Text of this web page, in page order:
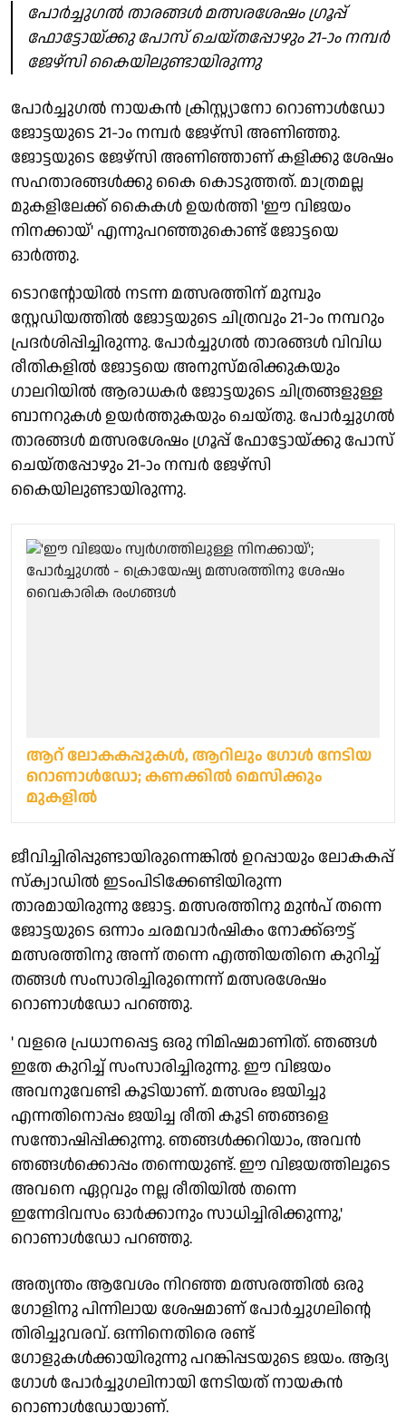
പോർച്ചുഗൽ താരങ്ങൾ മത്സരശേഷം ഗ്രൂപ്പ്
ഫോട്ടോയ്ക്കു പോസ് ചെയ്തപ്പോഴും 21-ാം നമ്പർ
ജേഴ്‌സി കൈയിലുണ്ടായിരുന്നു
പോർച്ചുഗൽ നായകൻ ക്രിസ്റ്റ്യാനോ റൊണാൾഡോ
ജോട്ടയുടെ 21-ാം നമ്പർ ജേഴ്‌സി അണിഞ്ഞു.
ജോട്ടയുടെ ജേഴ്‌സി അണിഞ്ഞാണ് കളിക്കു ശേഷം
സഹതാരങ്ങൾക്കു കൈ കൊടുത്തത്. മാത്രമല്ല
മുകളിലേക്ക് കൈകൾ ഉയർത്തി 'ഈ വിജയം
നിനക്കായ്' എന്നുപറഞ്ഞുകൊണ്ട് ജോട്ടയെ
ഓർത്തു.
ടൊറന്റോയിൽ നടന്ന മത്സരത്തിന് മുമ്പും
സ്റ്റേഡിയത്തിൽ ജോട്ടയുടെ ചിത്രവും 21-ാം നമ്പറും
പ്രദർശിപ്പിച്ചിരുന്നു. പോർച്ചുഗൽ താരങ്ങൾ വിവിധ
രീതികളിൽ ജോട്ടയെ അനുസ്മരിക്കുകയും
ഗാലറിയിൽ ആരാധകർ ജോട്ടയുടെ ചിത്രങ്ങളുള്ള
ബാനറുകൾ ഉയർത്തുകയും ചെയ്തു. പോർച്ചുഗൽ
താരങ്ങൾ മത്സരശേഷം ഗ്രൂപ്പ് ഫോട്ടോയ്ക്കു പോസ്
ചെയ്തപ്പോഴും 21-ാം നമ്പർ ജേഴ്‌സി
കൈയിലുണ്ടായിരുന്നു.
ആറ് ലോകകപ്പുകള്‍, ആറിലും ഗോള്‍ നേടിയ
റൊണാള്‍ഡോ; കണക്കില്‍ മെസിക്കും
മുകളില്‍
ജീവിച്ചിരിപ്പുണ്ടായിരുന്നെങ്കിൽ ഉറപ്പായും ലോകകപ്പ്
സ്‌ക്വാഡിൽ ഇടംപിടിക്കേണ്ടിയിരുന്ന
താരമായിരുന്നു ജോട്ട. മത്സരത്തിനു മുൻപ് തന്നെ
ജോട്ടയുടെ ഒന്നാം ചരമവാർഷികം നോക്ക്ഔട്ട്
മത്സരത്തിനു അന്ന് തന്നെ എത്തിയതിനെ കുറിച്ച്
തങ്ങൾ സംസാരിച്ചിരുന്നെന്ന് മത്സരശേഷം
റൊണാൾഡോ പറഞ്ഞു.
' വളരെ പ്രധാനപ്പെട്ട ഒരു നിമിഷമാണിത്. ഞങ്ങൾ
ഇതേ കുറിച്ച് സംസാരിച്ചിരുന്നു. ഈ വിജയം
അവനുവേണ്ടി കൂടിയാണ്. മത്സരം ജയിച്ചു
എന്നതിനൊപ്പം ജയിച്ച രീതി കൂടി ഞങ്ങളെ
സന്തോഷിപ്പിക്കുന്നു. ഞങ്ങൾക്കറിയാം, അവൻ
ഞങ്ങൾക്കൊപ്പം തന്നെയുണ്ട്. ഈ വിജയത്തിലൂടെ
അവനെ ഏറ്റവും നല്ല രീതിയിൽ തന്നെ
ഇന്നേദിവസം ഓർക്കാനും സാധിച്ചിരിക്കുന്നു,'
റൊണാൾഡോ പറഞ്ഞു.
അത്യന്തം ആവേശം നിറഞ്ഞ മത്സരത്തിൽ ഒരു
ഗോളിനു പിന്നിലായ ശേഷമാണ് പോർച്ചുഗലിന്റെ
തിരിച്ചുവരവ്. ഒന്നിനെതിരെ രണ്ട്
ഗോളുകൾക്കായിരുന്നു പറങ്കിപ്പടയുടെ ജയം. ആദ്യ
ഗോൾ പോർച്ചുഗലിനായി നേടിയത് നായകൻ
റൊണാൾഡോയാണ്.